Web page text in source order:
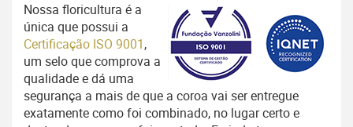
Nossa floricultura é a
única que possui a
Certificação ISO 9001,
um selo que comprova a
qualidade e dá uma
segurança a mais de que a coroa vai ser entregue
exatamente como foi combinado, no lugar certo e